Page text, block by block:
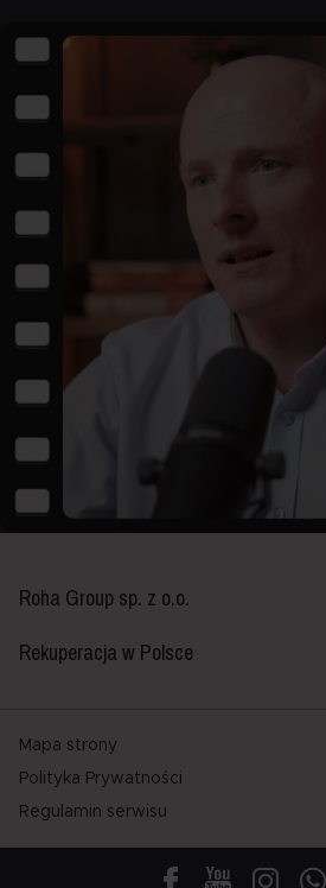
Roha Group sp. z o.o.
Rekuperacja w Polsce
Mapa strony
Polityka Prywatności
Regulamin serwisu